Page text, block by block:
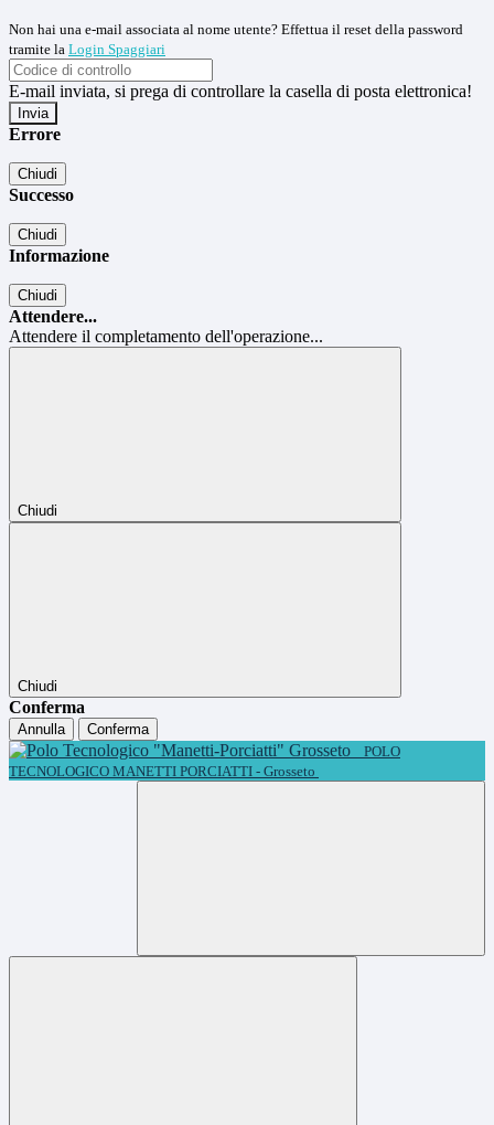
Non hai una e-mail associata al nome utente? Effettua il reset della password
tramite la Login Spaggiari
E-mail inviata, si prega di controllare la casella di posta elettronica!
Errore
Chiudi
Successo
Chiudi
Informazione
Chiudi
Attendere...
Attendere il completamento dell'operazione...
Chiudi
Chiudi
Conferma
Annulla
Conferma
POLO
TECNOLOGICO MANETTI PORCIATTI - Grosseto